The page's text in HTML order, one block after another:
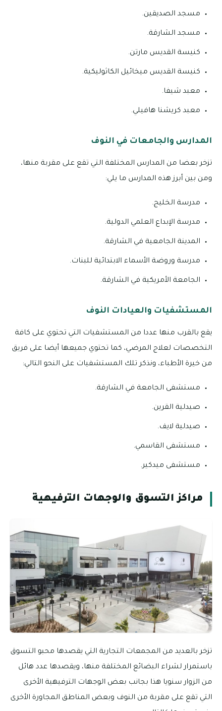
مسجد الصديقين.
مسجد الشارقة.
كنيسة القديس مارتن.
كنيسة القديس ميخائيل الكاثوليكية.
معبد شيفا.
معبد كريشنا هافيلي.
المدارس والجامعات في النوف
تزخر بعضا من المدارس المختلفة التي تقع على مقربة منها،
ومن بين أبرز هذه المدارس ما يلي:
مدرسة الخليج.
مدرسة الإبداع العلمي الدولية.
المدينة الجامعية في الشارقة.
مدرسة وروضة الأسماء الابتدائية للبنات.
الجامعة الأمريكية في الشارقة.
المستشفيات والعيادات النوف
يقع بالقرب منها عددا من المستشفيات التي تحتوي على كافة
التخصصات لعلاج المرضي، كما تحتوي جميعها أيضا على فريق
من خيرة الأطباء، ونذكر تلك المستشفيات على النحو التالي:
مستشفى الجامعة في الشارقة.
صيدلية القرين.
صيدلية لايف.
مستشفى القاسمي.
مستشفى ميدكير.
مراكز التسوق والوجهات الترفيهية
تزخر بالعديد من المجمعات التجارية التي يقصدها محبو التسوق
باستمرار لشراء البضائع المختلفة منها، ويقصدها عدد هائل
من الزوار سنويا هذا بجانب بعض الوجهات الترفيهية الأخرى
التي تقع على مقربة من النوف وبعض المناطق المجاورة الأخرى